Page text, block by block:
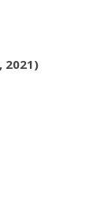
2021)